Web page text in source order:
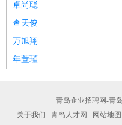
卓尚聪
查天俊
万旭翔
年萱瑾
青岛企业招聘网-青
关于我们
青岛人才网 网站地图